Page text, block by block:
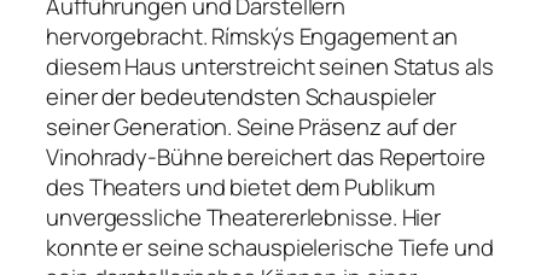
hervorgebracht. Rímskýs Engagement an
diesem Haus unterstreicht seinen Status als
einer der bedeutendsten Schauspieler
seiner Generation. Seine Präsenz auf der
Vinohrady-Bühne bereichert das Repertoire
des Theaters und bietet dem Publikum
unvergessliche Theatererlebnisse. Hier
konnte er seine schauspielerische Tiefe und